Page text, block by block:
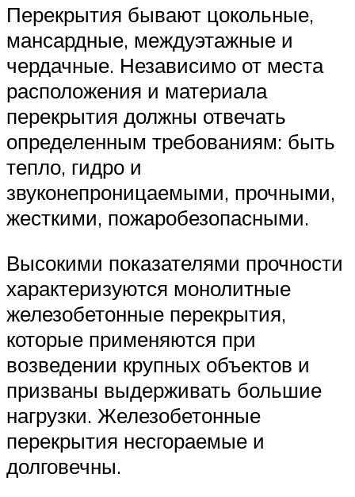
Перекрытия бывают цокольные,
мансардные, междуэтажные и
чердачные. Независимо от места
расположения и материала
перекрытия должны отвечать
определенным требованиям: быть
тепло, гидро и
звуконепроницаемыми, прочными,
жесткими, пожаробезопасными.
Высокими показателями прочности
характеризуются монолитные
железобетонные перекрытия,
которые применяются при
возведении крупных объектов и
призваны выдерживать большие
нагрузки. Железобетонные
перекрытия несгораемые и
долговечны.